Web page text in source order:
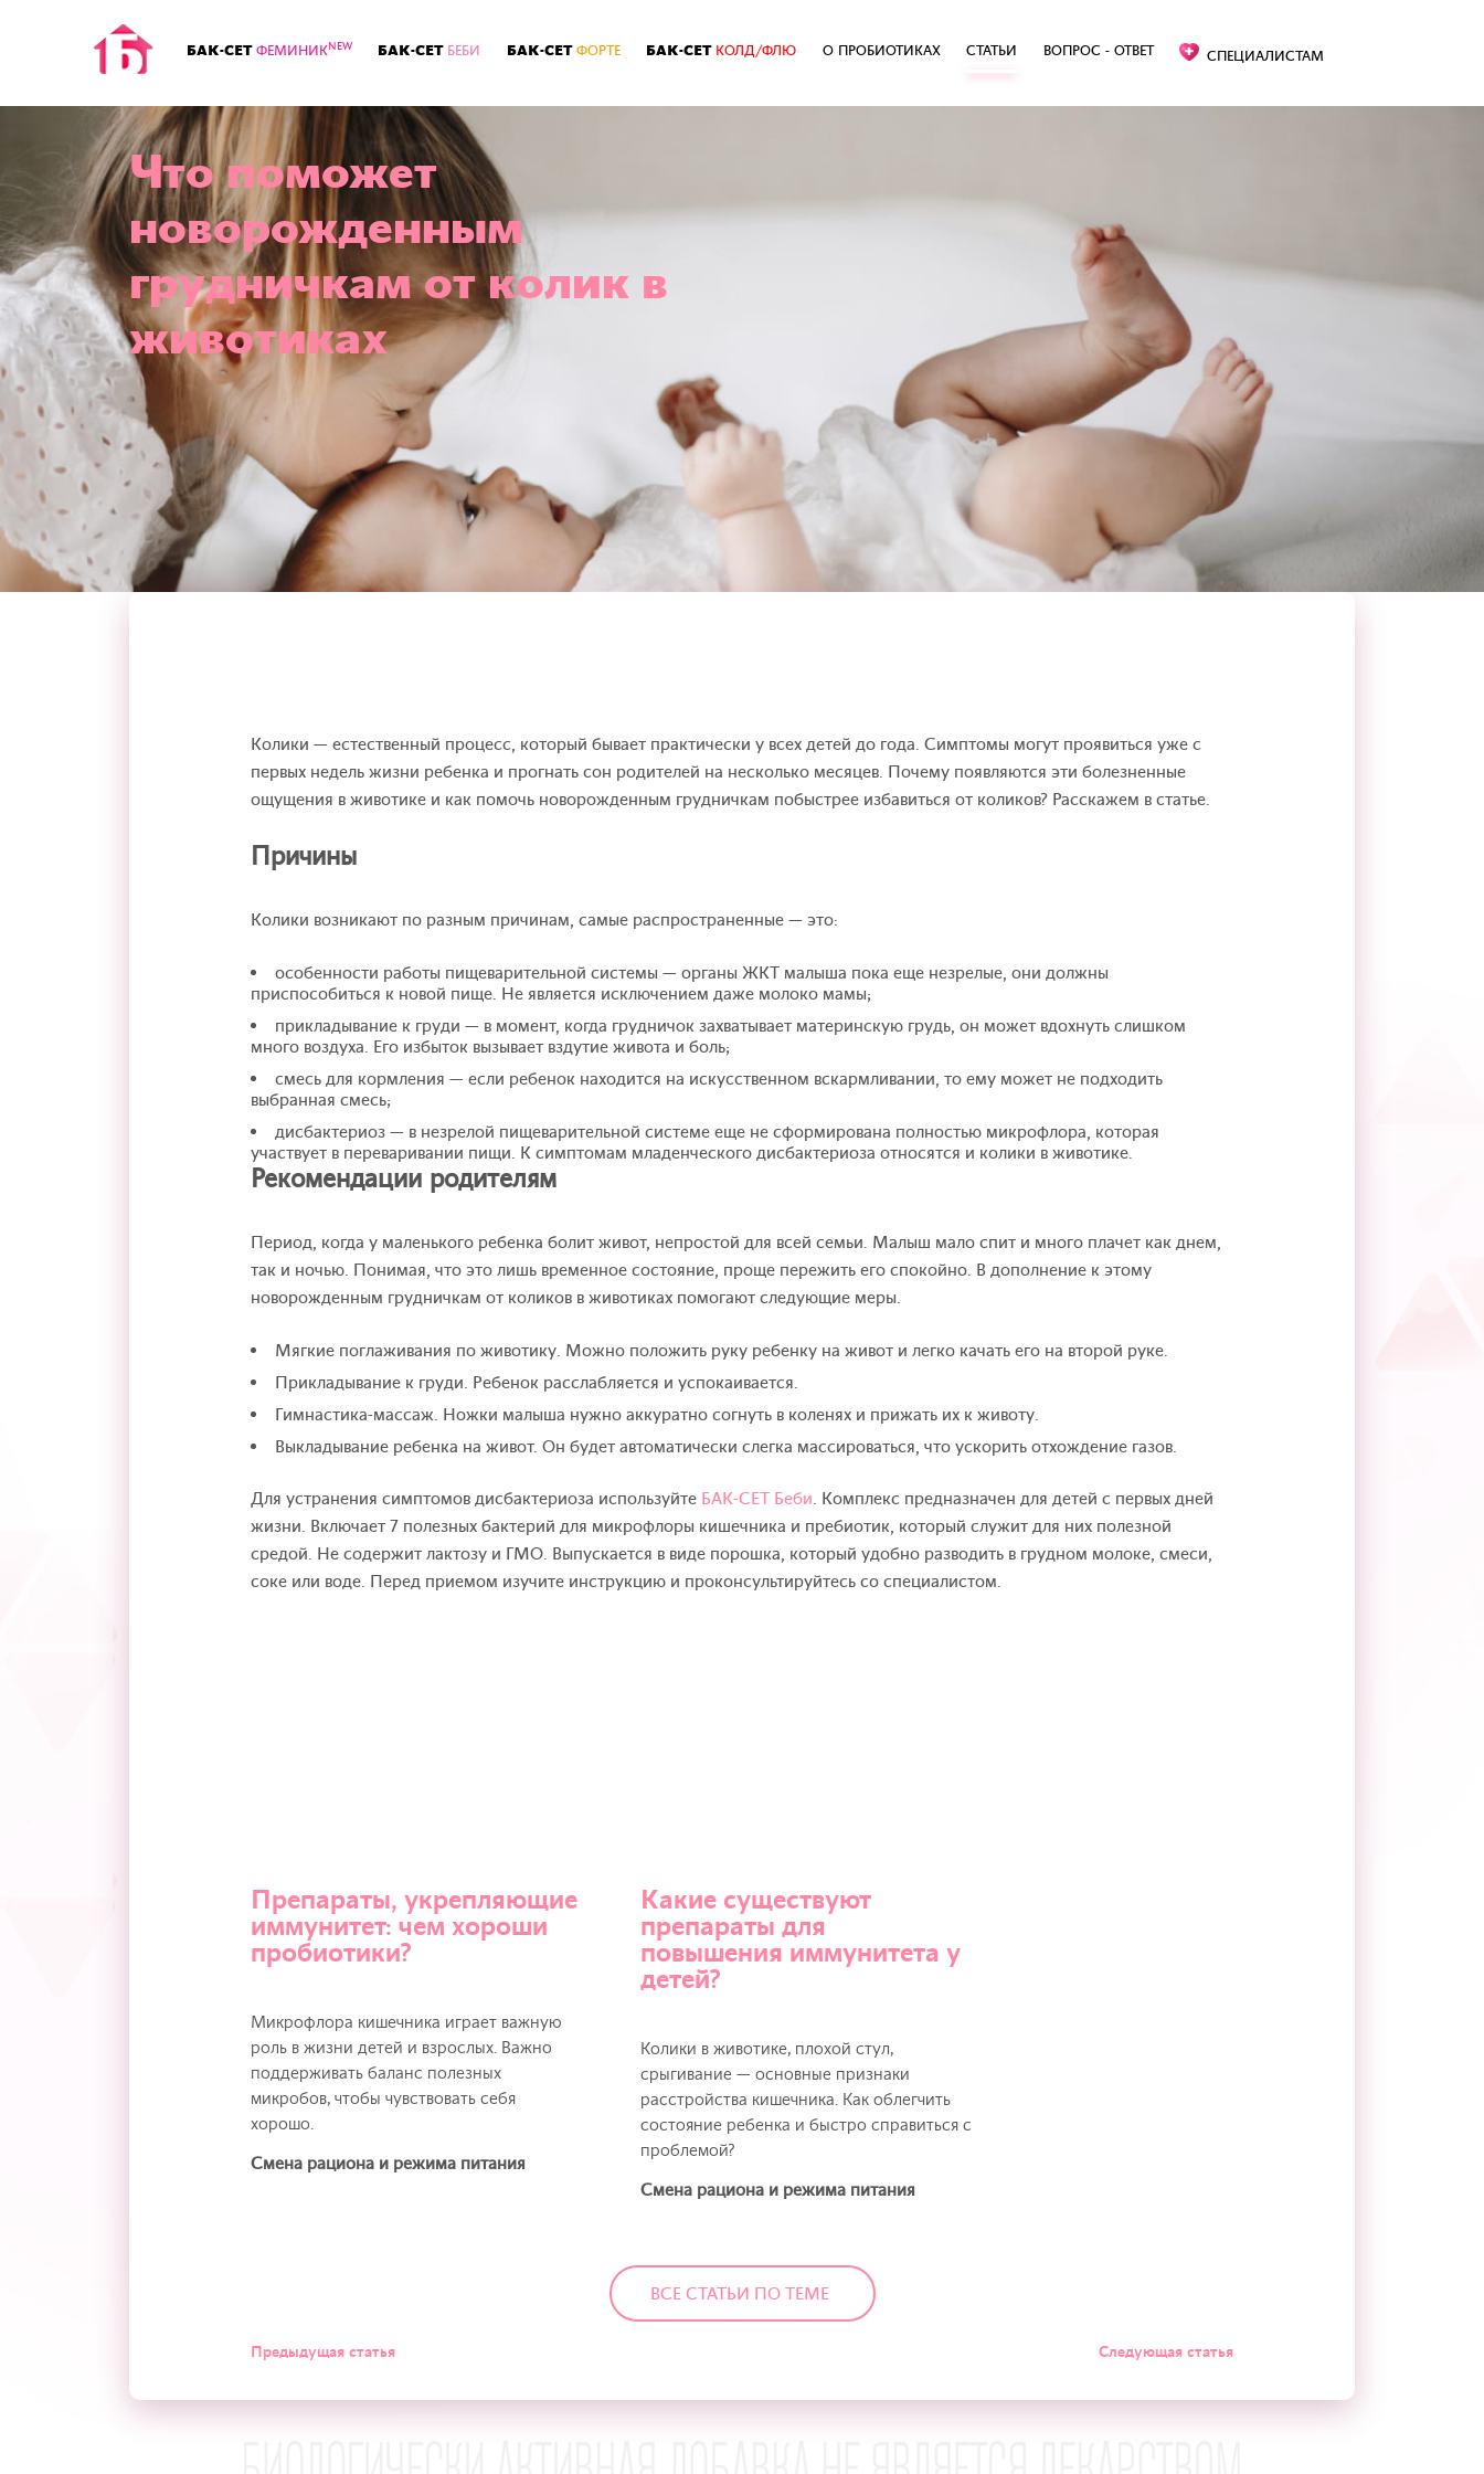
БАК-СЕТФЕМИНИКNEW БАК-СЕТ БЕБИ БАК-СЕТФОРТЕ БАК-СЕТ КОЛД/ФЛЮ О ПРОБИОТИКАХ СТАТЬИ ВОПРОС - ОТВЕТ СПЕЦИАЛИСТАМ
Что поможет
новорожденным
грудничкам от колик в
животиках
Колики — естественный процесс, который бывает практически у всех детей до года. Симптомы могут проявиться уже с
первых недель жизни ребенка и прогнать сон родителей на несколько месяцев. Почему появляются эти болезненные
ощущения в животике и как помочь новорожденным грудничкам побыстрее избавиться от коликов? Расскажем в статье.
Причины
Колики возникают по разным причинам, самые распространенные — это:
особенности работы пищеварительной системы — органы ЖКТ малыша пока еще незрелые, они должны
приспособиться к новой пище. Не является исключением даже молоко мамы;
прикладывание к груди — в момент, когда грудничок захватывает материнскую грудь, он может вдохнуть слишком
много воздуха. Его избыток вызывает вздутие живота и боль;
смесь для кормления — если ребенок находится на искусственном вскармливании, то ему может не подходить
выбранная смесь;
дисбактериоз — в незрелой пищеварительной системе еще не сформирована полностью микрофлора, которая
участвует в переваривании пищи. К симптомам младенческого дисбактериоза относятся и колики в животике.
Рекомендации родителям
Период, когда у маленького ребенка болит живот, непростой для всей семьи. Малыш мало спит и много плачет как днем,
так и ночью. Понимая, что это лишь временное состояние, проще пережить его спокойно. В дополнение к этому
новорожденным грудничкам от коликов в животиках помогают следующие меры.
Мягкие поглаживания по животику. Можно положить руку ребенку на живот и легко качать его на второй руке.
Прикладывание к груди. Ребенок расслабляется и успокаивается.
Гимнастика-массаж. Ножки малыша нужно аккуратно согнуть в коленях и прижать их к животу.
Выкладывание ребенка на живот. Он будет автоматически слегка массироваться, что ускорить отхождение газов.
Для устранения симптомов дисбактериоза используйте БАК-СЕТ Беби. Комплекс предназначен для детей с первых дней
жизни. Включает 7 полезных бактерий для микрофлоры кишечника и пребиотик, который служит для них полезной
средой. Не содержит лактозу и ГМО. Выпускается в виде порошка, который удобно разводить в грудном молоке, смеси,
соке или воде. Перед приемом изучите инструкцию и проконсультируйтесь со специалистом.
Препараты, укрепляющие
иммунитет: чем хороши
пробиотики?
Микрофлора кишечника играет важную
роль в жизни детей и взрослых. Важно
поддерживать баланс полезных
микробов, чтобы чувствовать себя
хорошо.
Смена рациона и режима питания
Какие существуют
препараты для
повышения иммунитета у
детей?
Колики в животике, плохой стул,
срыгивание — основные признаки
расстройства кишечника. Как облегчить
состояние ребенка и быстро справиться с
проблемой?
Смена рациона и режима питания
ВСЕ СТАТЬИ ПО ТЕМЕ
Предыдущая статья Следующая статья